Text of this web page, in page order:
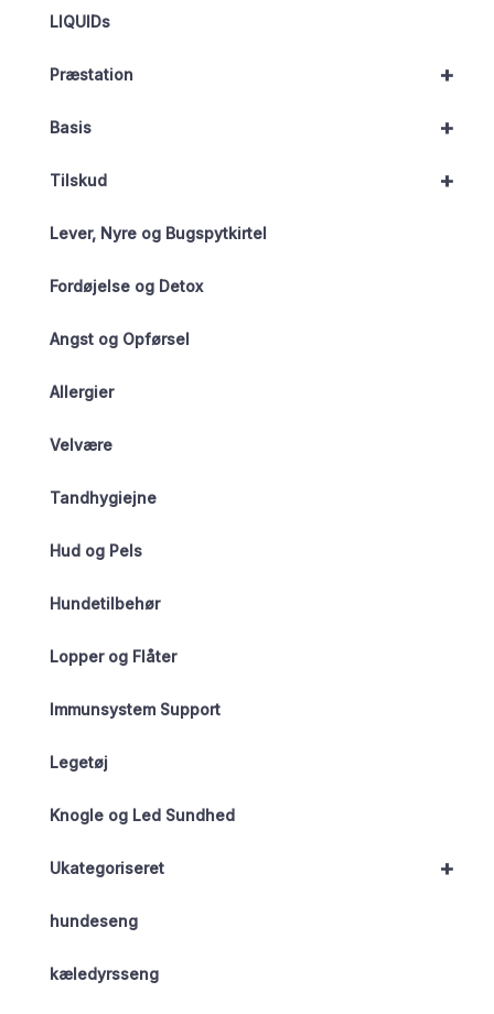
LIQUIDs
+
Præstation
+
Basis
+
Tilskud
Lever, Nyre og Bugspytkirtel
Fordøjelse og Detox
Angst og Opførsel
Allergier
Velvære
Tandhygiejne
Hud og Pels
Hundetilbehør
Lopper og Flåter
Immunsystem Support
Legetøj
Knogle og Led Sundhed
+
Ukategoriseret
hundeseng
kæledyrsseng